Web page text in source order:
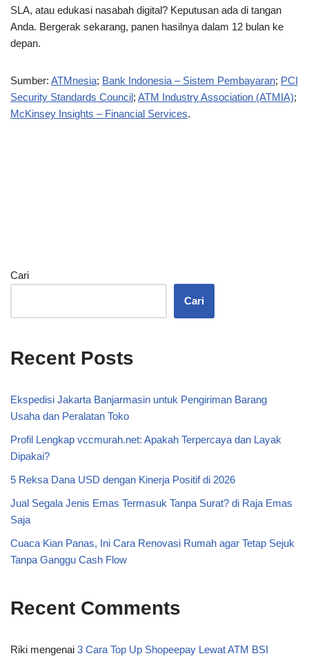
SLA, atau edukasi nasabah digital? Keputusan ada di tangan
Anda. Bergerak sekarang, panen hasilnya dalam 12 bulan ke
depan.
Sumber: ATMnesia; Bank Indonesia – Sistem Pembayaran; PCI
Security Standards Council; ATM Industry Association (ATMIA);
McKinsey Insights – Financial Services.
Cari
Cari
Recent Posts
Ekspedisi Jakarta Banjarmasin untuk Pengiriman Barang
Usaha dan Peralatan Toko
Profil Lengkap vccmurah.net: Apakah Terpercaya dan Layak
Dipakai?
5 Reksa Dana USD dengan Kinerja Positif di 2026
Jual Segala Jenis Emas Termasuk Tanpa Surat? di Raja Emas
Saja
Cuaca Kian Panas, Ini Cara Renovasi Rumah agar Tetap Sejuk
Tanpa Ganggu Cash Flow
Recent Comments
Riki mengenai 3 Cara Top Up Shopeepay Lewat ATM BSI